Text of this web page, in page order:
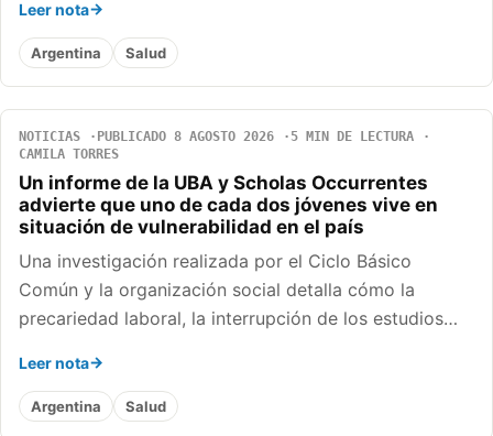
Leer nota
Argentina Salud
NOTICIAS PUBLICADO 8 AGOSTO 2026
5 MIN DE LECTURA
CAMILA TORRES
Un informe de la UBA y Scholas Occurrentes
advierte que uno de cada dos jóvenes vive en
situación de vulnerabilidad en el país
Una investigación realizada por el Ciclo Básico
Común y la organización social detalla cómo la
precariedad laboral, la interrupción de los estudios…
Leer nota
Argentina Salud